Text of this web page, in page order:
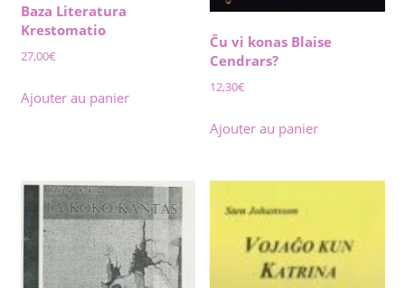
Baza Literatura
Krestomatio
27,00€
Ajouter au panier
Ĉu vi konas Blaise
Cendrars?
12,30€
Ajouter au panier